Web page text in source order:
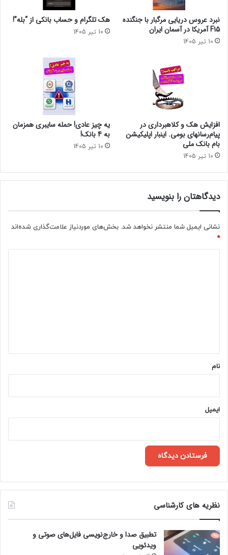
نبرد عروس دریایی مرگبار با جنگنده
F15 آمریکا در آسمان ایران
10 تیر 1405
هک تلگرام و حساب بانکی از “بله”!
10 تیر 1405
افزایش هک و کلاهبرداری در
پیام‌رسانهای بومی. اینبار اپلیکیشن
بام‌ بانک ملی
10 تیر 1405
یه چیز عادی! حمله سایبری همزمان
به 4 بانک!
10 تیر 1405
دیدگاهتان را بنویسید
نشانی ایمیل شما منتشر نخواهد شد. بخش‌های موردنیاز علامت‌گذاری شده‌اند
*
نام
ایمیل
نظریه های کارشناسی
تطبیق صدا و خارج‌نویسی فایل‌های صوتی و
ویدئویی